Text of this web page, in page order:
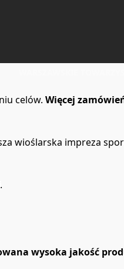
celów. Więcej
wioślarska impreza
wysoka jakość